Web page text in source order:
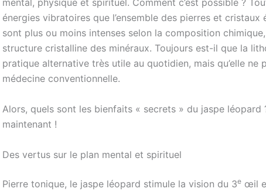
mental, physique et spirituel. Comment c’est possible ?
énergies vibratoires que l’ensemble des pierres et cristaux
sont plus ou moins intenses selon la composition
structure cristalline des minéraux. Toujours est-il que la
pratique alternative très utile au quotidien, mais qu’elle ne
médecine conventionnelle.
Alors, quels sont les bienfaits « secrets » du jaspe léopard
maintenant !
Des vertus sur le plan mental et spirituel
Pierre tonique, le jaspe léopard stimule la vision du 3e œil